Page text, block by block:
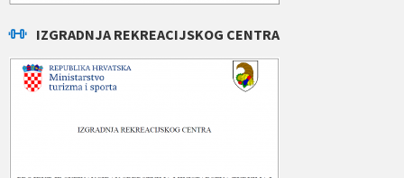
IZGRADNJA REKREACIJSKOG CENTRA